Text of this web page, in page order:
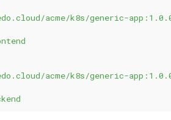
acme/k8s/generic-
acme/k8s/generic-